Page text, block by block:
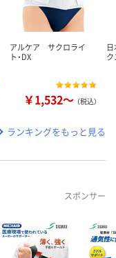
アルケア サクロライ
ト・DX
￥1,532～ （税込）
ランキングをもっと見る
スポンサー